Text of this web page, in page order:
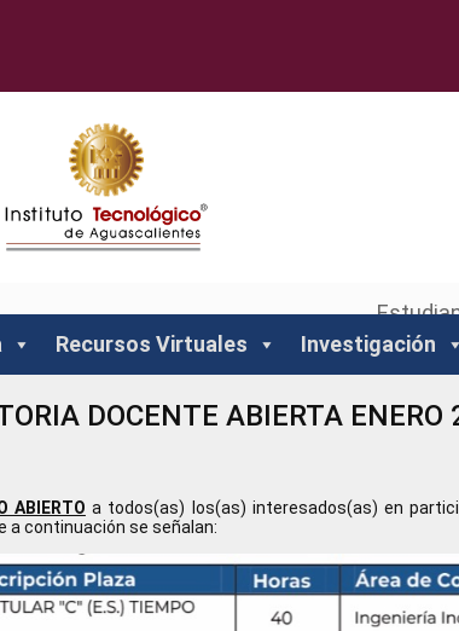
Recursos Virtuales Investigación
DOCENTE ABIERTA ENERO
ABIERTO a todos(as) los(as) interesados(as) en
a continuación se señalan: